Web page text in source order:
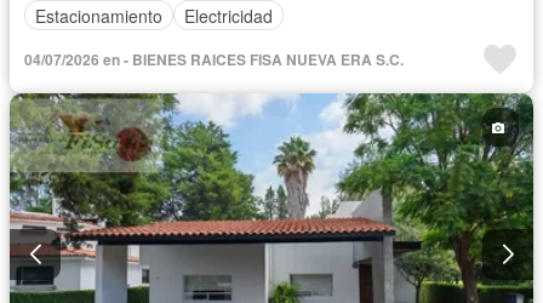
Estacionamiento
Electricidad
04/07/2026 en - BIENES RAICES FISA NUEVA ERA S.C.